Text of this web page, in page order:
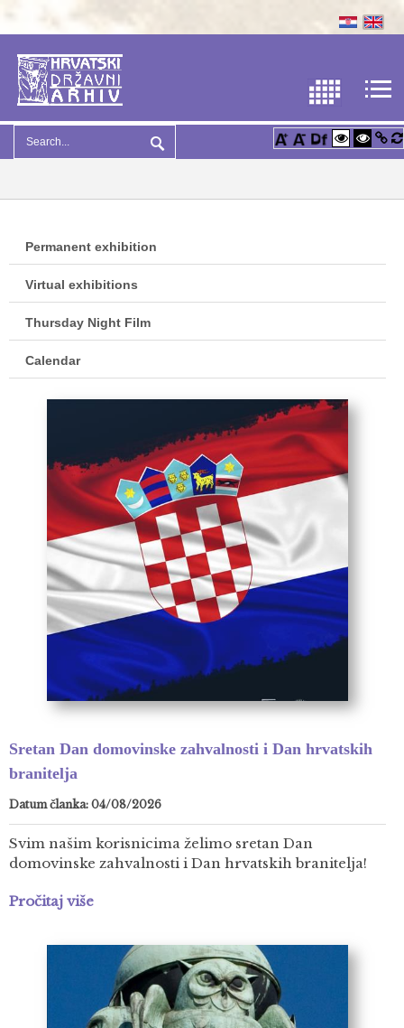
Permanent exhibition
Virtual exhibitions
Thursday Night Film
Calendar
Sretan Dan domovinske zahvalnosti i Dan hrvatskih
branitelja
Datum članka: 04/08/2026
Svim našim korisnicima želimo sretan Dan
domovinske zahvalnosti i Dan hrvatskih branitelja!
Pročitaj više